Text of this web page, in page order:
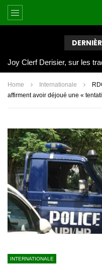
Home Internationale
affirment avoir déjoué une «
INTERNATIONALE